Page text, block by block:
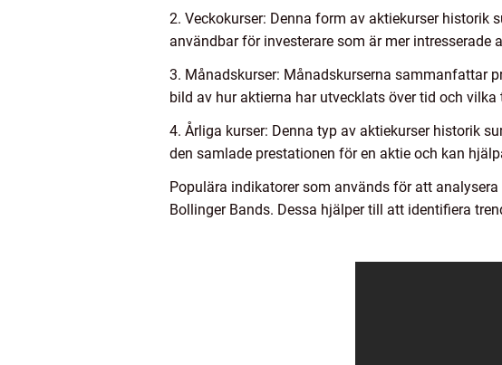
2. Veckokurser: Denna form av aktiekurser historik
användbar för investerare som är mer
3. Månadskurser: Månadskurserna sammanfattar
bild av hur aktierna har utvecklats över tid och
4. Årliga kurser: Denna typ av aktiekurser historik
den samlade prestationen för en aktie och kan
Populära indikatorer som används för att
Bollinger Bands. Dessa hjälper till att identifiera